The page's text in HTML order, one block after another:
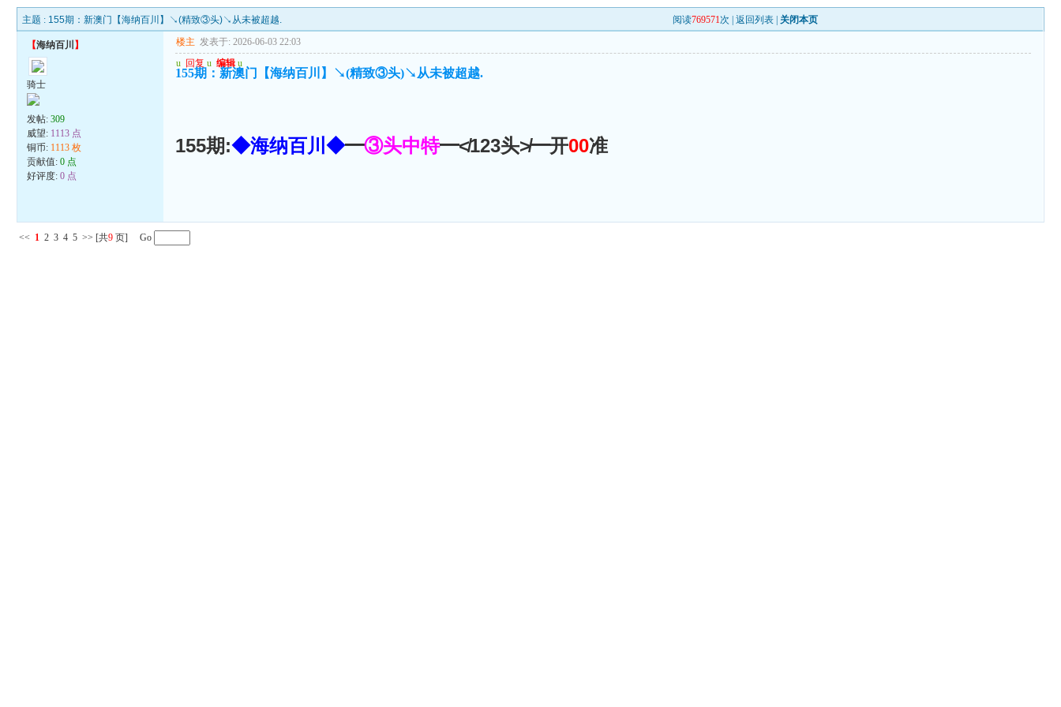
主题 : 155期：新澳门【海纳百川】↘(精致③头)↘从未被超越. 阅读769571次 |返回列表 关闭本页
【海纳百川 】
骑士
发帖:309
威望: 1113 点
铜币: 1113 枚
贡献值:0 点
好评度:0 点
楼主 发表于: 2026-06-03 22:03
u 回复 u 编辑 u
155期：新澳门【海纳百川】↘(精致③头)↘从未被超越.
155期:◆海纳百川◆━③头中特━≮123头≯━开00准
<< 1 2 3 4 5 >> [共9 页] Go